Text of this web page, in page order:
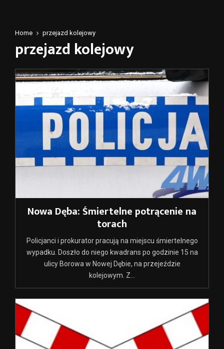
Home przejazd kolejowy
przejazd kolejowy
Nowa Dęba: Śmiertelne potrącenie na
torach
Policjanci i prokurator pracują na miejscu śmiertelnego
wypadku. Doszło do niego kwadrans po godzinie 15 na
ulicy Borowa w Nowej Dębie, na przejeździe
kolejowym. Z...